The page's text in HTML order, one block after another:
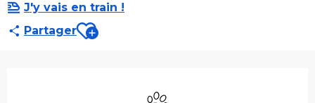
J'y vais en train !
PartagerAjouter aux favoris
Animaux acceptés